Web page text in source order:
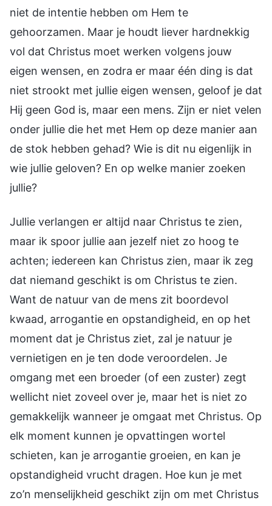
niet de intentie hebben om Hem te
gehoorzamen. Maar je houdt liever hardnekkig
vol dat Christus moet werken volgens jouw
eigen wensen, en zodra er maar één ding is dat
niet strookt met jullie eigen wensen, geloof je dat
Hij geen God is, maar een mens. Zijn er niet velen
onder jullie die het met Hem op deze manier aan
de stok hebben gehad? Wie is dit nu eigenlijk in
wie jullie geloven? En op welke manier zoeken
jullie?
Jullie verlangen er altijd naar Christus te zien,
maar ik spoor jullie aan jezelf niet zo hoog te
achten; iedereen kan Christus zien, maar ik zeg
dat niemand geschikt is om Christus te zien.
Want de natuur van de mens zit boordevol
kwaad, arrogantie en opstandigheid, en op het
moment dat je Christus ziet, zal je natuur je
vernietigen en je ten dode veroordelen. Je
omgang met een broeder (of een zuster) zegt
wellicht niet zoveel over je, maar het is niet zo
gemakkelijk wanneer je omgaat met Christus. Op
elk moment kunnen je opvattingen wortel
schieten, kan je arrogantie groeien, en kan je
opstandigheid vrucht dragen. Hoe kun je met
zo’n menselijkheid geschikt zijn om met Christus